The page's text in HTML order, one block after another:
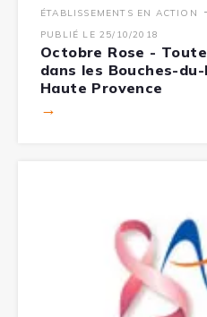
ÉTABLISSEMENTS EN ACTION
PUBLIÉ LE 25/10/2018
Octobre Rose -
dans les Bouches-
Haute Provence
→